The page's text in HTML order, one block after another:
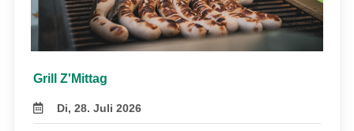
Grill Z'Mittag
Di, 28. Juli 2026